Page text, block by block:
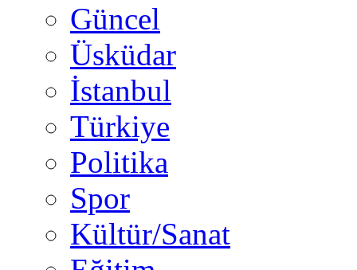
Güncel
Üsküdar
İstanbul
Türkiye
Politika
Spor
Kültür/Sanat